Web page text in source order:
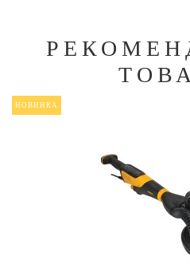
НОВИНКА